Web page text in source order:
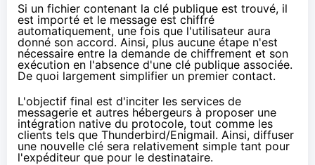
Si un fichier contenant la clé publique est trouvé, il
est importé et le message est chiffré
automatiquement, une fois que l'utilisateur aura
donné son accord. Ainsi, plus aucune étape n'est
nécessaire entre la demande de chiffrement et son
exécution en l'absence d'une clé publique associée.
De quoi largement simplifier un premier contact.
L'objectif final est d'inciter les services de
messagerie et autres hébergeurs à proposer une
intégration native du protocole, tout comme les
clients tels que Thunderbird/Enigmail. Ainsi, diffuser
une nouvelle clé sera relativement simple tant pour
l'expéditeur que pour le destinataire.